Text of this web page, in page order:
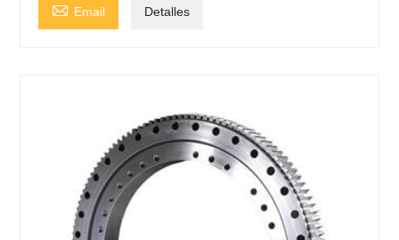
 Email Detalles